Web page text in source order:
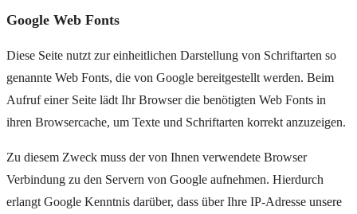
Google Web Fonts
Diese Seite nutzt zur einheitlichen Darstellung von Schriftarten so
genannte Web Fonts, die von Google bereitgestellt werden. Beim
Aufruf einer Seite lädt Ihr Browser die benötigten Web Fonts in
ihren Browsercache, um Texte und Schriftarten korrekt anzuzeigen.
Zu diesem Zweck muss der von Ihnen verwendete Browser
Verbindung zu den Servern von Google aufnehmen. Hierdurch
erlangt Google Kenntnis darüber, dass über Ihre IP-Adresse unsere